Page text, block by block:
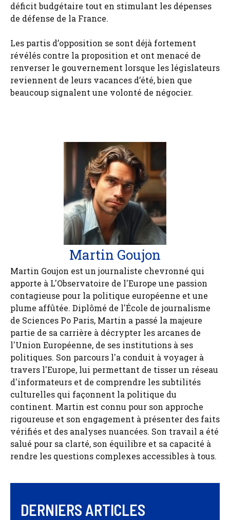
déficit budgétaire tout en stimulant les dépenses
de défense de la France.
Les partis d’opposition se sont déjà fortement
révélés contre la proposition et ont menacé de
renverser le gouvernement lorsque les législateurs
reviennent de leurs vacances d’été, bien que
beaucoup signalent une volonté de négocier.
Martin Goujon
Martin Goujon est un journaliste chevronné qui
apporte à L'Observatoire de l'Europe une passion
contagieuse pour la politique européenne et une
plume affûtée. Diplômé de l'École de journalisme
de Sciences Po Paris, Martin a passé la majeure
partie de sa carrière à décrypter les arcanes de
l'Union Européenne, de ses institutions à ses
politiques. Son parcours l'a conduit à voyager à
travers l'Europe, lui permettant de tisser un réseau
d'informateurs et de comprendre les subtilités
culturelles qui façonnent la politique du
continent. Martin est connu pour son approche
rigoureuse et son engagement à présenter des faits
vérifiés et des analyses nuancées. Son travail a été
salué pour sa clarté, son équilibre et sa capacité à
rendre les questions complexes accessibles à tous.
DERNIERS ARTICLES